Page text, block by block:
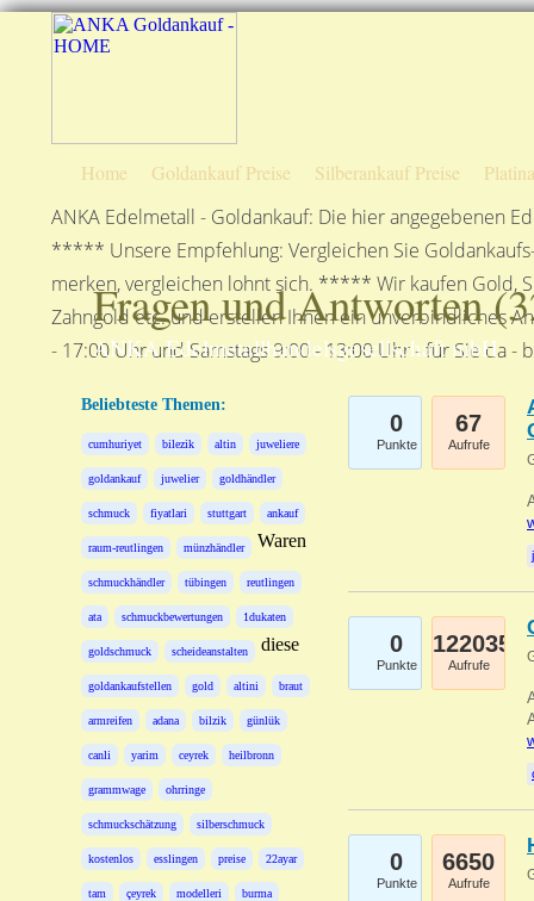
Home Goldankauf Preise Silberankauf Preise
ANKA Edelmetall - Goldankauf: Die hier angegebenen
***** Unsere Empfehlung: Vergleichen Sie
merken, vergleichen lohnt sich. ***** Wir kaufen Gold,
Zahngold etc. und erstellen Ihnen ein unverbindliches
- 17:00 Uhr und Samstags 9:00 - 13:00 Uhr - für Sie
Fragen und Antworten (
ANKA Edelmetallhandelsgesellschaft mbH
Beliebteste Themen:
cumhuriyet bilezik altin juweliere
goldankauf juwelier goldhändler
schmuck fiyatlari stuttgart ankauf
raum-reutlingen münzhändler
schmuckhändler tübingen reutlingen
ata schmuckbewertungen 1dukaten
goldschmuck scheideanstalten
goldankaufstellen gold altini braut
armreifen adana bilzik günlük
canli yarim ceyrek heilbronn
grammwage ohrringe
schmuckschätzung silberschmuck
kostenlos esslingen preise 22ayar
tam çeyrek modelleri burma
Waren
diese
0
Punkte
67
Aufrufe
0
Punkte
122035
Aufrufe
0
Punkte
6650
Aufrufe